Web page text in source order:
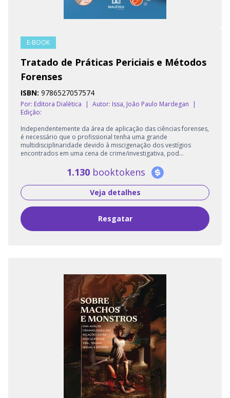
E-BOOK
Tratado de Práticas Periciais e Métodos
Forenses
ISBN: 9786527057574
Por: Editora Dialética | Autor: Issa, João Paulo Mardegan
|
Edição:
Independentemente da área de aplicação das ciências forenses,
é necessário que o profissional tenha uma grande
multidisciplinaridade devido à miscigenação dos vestígios
encontrados em uma cena de crime/investigativa, pod...
1.130 booktokens
Veja detalhes
Resgatar